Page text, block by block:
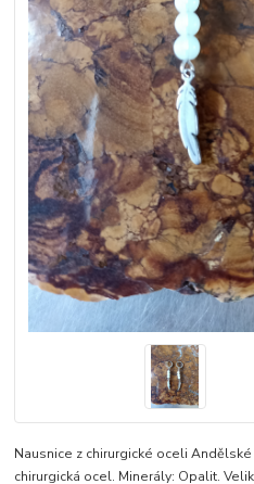
Nausnice z chirurgické oceli
chirurgická ocel. Minerály: Opalit.